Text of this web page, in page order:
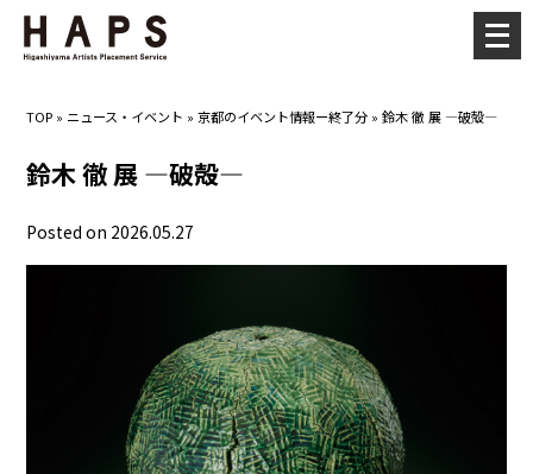
TOP » ニュース・イベント »京都のイベント情報ー終了分 »鈴木 徹 展 ―破殻―
鈴木 徹 展 ―破殻―
Posted on 2026.05.27
メ
ニ
ー